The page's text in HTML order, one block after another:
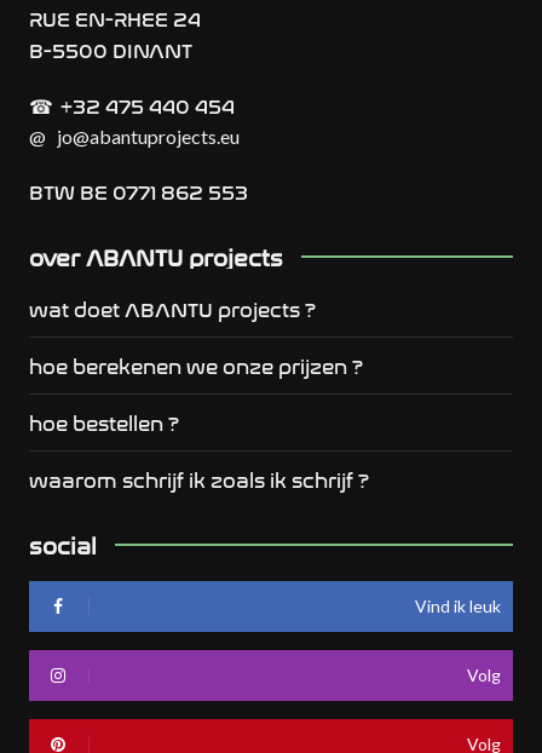
RUE EN-RHEE 24
B-5500 DINANT
☎︎ +32 475 440 454
@ jo@abantuprojects.eu
BTW BE 0771 862 553
over ABANTU projects
wat doet ABANTU projects ?
hoe berekenen we onze prijzen ?
hoe bestellen ?
waarom schrijf ik zoals ik schrijf ?
social
Vind ik leuk
Volg
Volg